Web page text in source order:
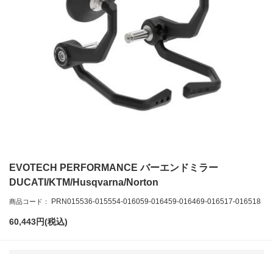
EVOTECH PERFORMANCE バーエンドミラー
DUCATI/KTM/Husqvarna/Norton
商品コード： PRN015536​​-015554-016059-016459-016469-016517-016518
60,443円(税込)